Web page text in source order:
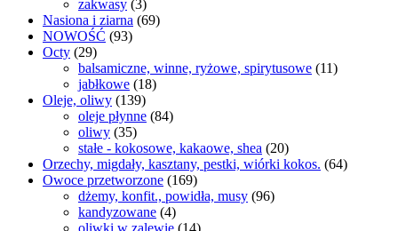
zakwasy (3)
Nasiona i ziarna (69)
NOWOŚĆ (93)
Octy (29)
balsamiczne, winne, ryżowe, spirytusowe (11)
jabłkowe (18)
Oleje, oliwy (139)
oleje płynne (84)
oliwy (35)
stałe - kokosowe, kakaowe, shea (20)
Orzechy, migdały, kasztany, pestki, wiórki kokos. (64)
Owoce przetworzone (169)
dżemy, konfit., powidła, musy (96)
kandyzowane (4)
oliwki w zalewie (14)